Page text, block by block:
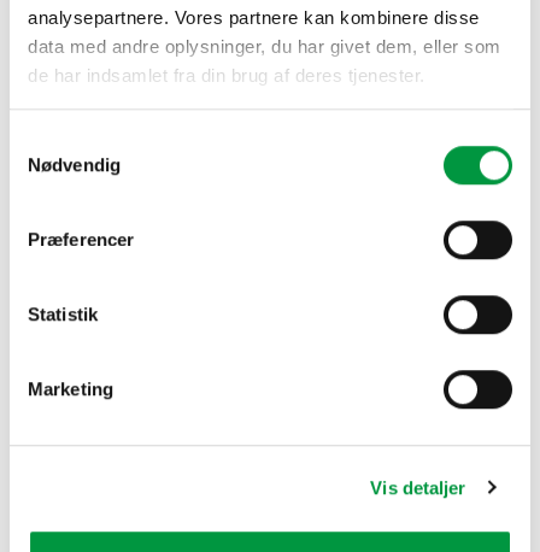
analysepartnere. Vores partnere kan kombinere disse
data med andre oplysninger, du har givet dem, eller som
de har indsamlet fra din brug af deres tjenester.
Nødvendig
Præferencer
Statistik
Marketing
Vis detaljer
BESKRIVELSE
YDERLIGERE INFORMATION
Alle vores Messe- og Udstillingssystemer leveres i en
med alle tilhørende skruer, fastgørelse m.m.
Alle vore systemer er meget nemme at samle og sætte op,
og meget transportvenlige, og vi anbefaler at man tilkøber
oprindelige pris, grundet det ikke bare beskytter, men giver
kategorier, eller kontakt os for et tilbud på det færdige